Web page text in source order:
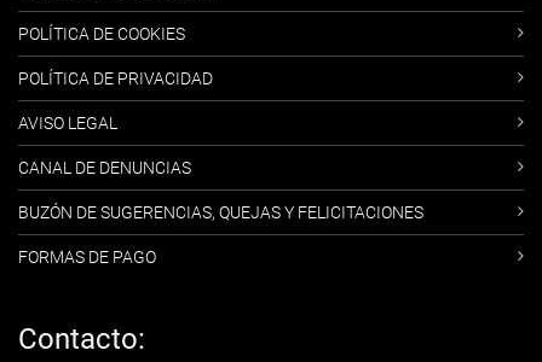
POLÍTICA DE COOKIES
POLÍTICA DE PRIVACIDAD
AVISO LEGAL
CANAL DE DENUNCIAS
BUZÓN DE SUGERENCIAS, QUEJAS Y FELICITACIONES
FORMAS DE PAGO
Contacto: